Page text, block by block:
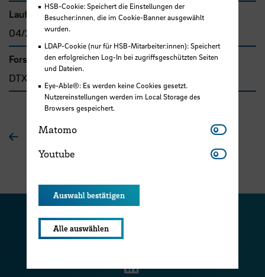
Laufzeit
04/2018 - 09/2019
Forschungs- und Transfercluster
DTX
Zur Übersichtsseite
Zu unserer Instagram Seite
Zu unserer Facebook
Zu unserer
HSB-Cookie: Speichert die Einstellungen der
Besucher:innen, die im Cookie-Banner ausgewählt
wurden.
LDAP-Cookie (nur für HSB-Mitarbeiter:innen): Speichert
den erfolgreichen Log-In bei zugriffsgeschützten Seiten
und Dateien.
Eye-Able®: Es werden keine Cookies gesetzt.
Nutzereinstellungen werden im Local Storage des
Browsers gespeichert.
Matomo Matomo
Youtube Youtube
Auswahl bestätigen
Alle auswählen